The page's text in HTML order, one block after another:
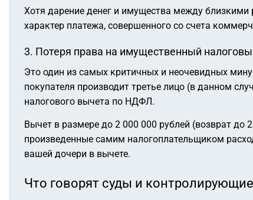
Хотя дарение денег и имущества между
характер платежа, совершенного со счета
3. Потеря права на имущественный
Это один из самых критичных и неочевидных
покупателя производит третье лицо (в данном
налогового вычета по НДФЛ.
Вычет в размере до 2 000 000 рублей (возврат до
произведенные самим налогоплательщиком
вашей дочери в вычете.
Что говорят суды и